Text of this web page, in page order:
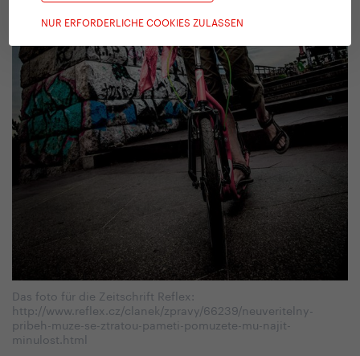
NUR ERFORDERLICHE COOKIES ZULASSEN
Das foto für die Zeitschrift Reflex:
http://www.reflex.cz/clanek/zpravy/66239/neuveritelny-
pribeh-muze-se-ztratou-pameti-pomuzete-mu-najit-
minulost.html